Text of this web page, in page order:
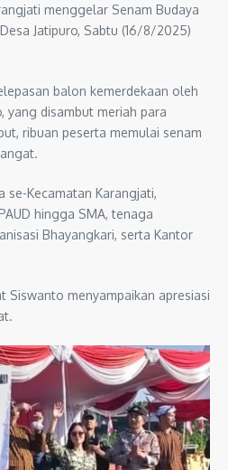
menggelar Senam Budaya
Jatipuro, Sabtu (16/8/2025)
balon kemerdekaan oleh
yang disambut meriah para
ribuan peserta memulai senam
se-Kecamatan Karangjati,
hingga SMA, tenaga
Bhayangkari, serta Kantor
Siswanto menyampaikan apresiasi